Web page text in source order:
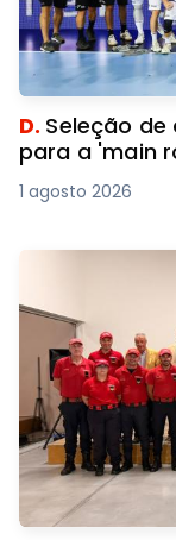
D. Seleção
para a 'main
1 agosto 2026